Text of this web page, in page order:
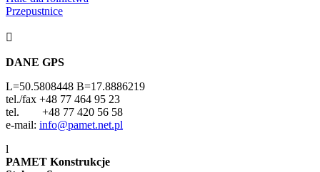
Przepustnice

DANE GPS
L=50.5808448 B=17.8886219
tel./fax +48 77 464 95 23
tel. +48 77 420 56 58
e-mail: info@pamet.net.pl
l
PAMET Konstrukcje